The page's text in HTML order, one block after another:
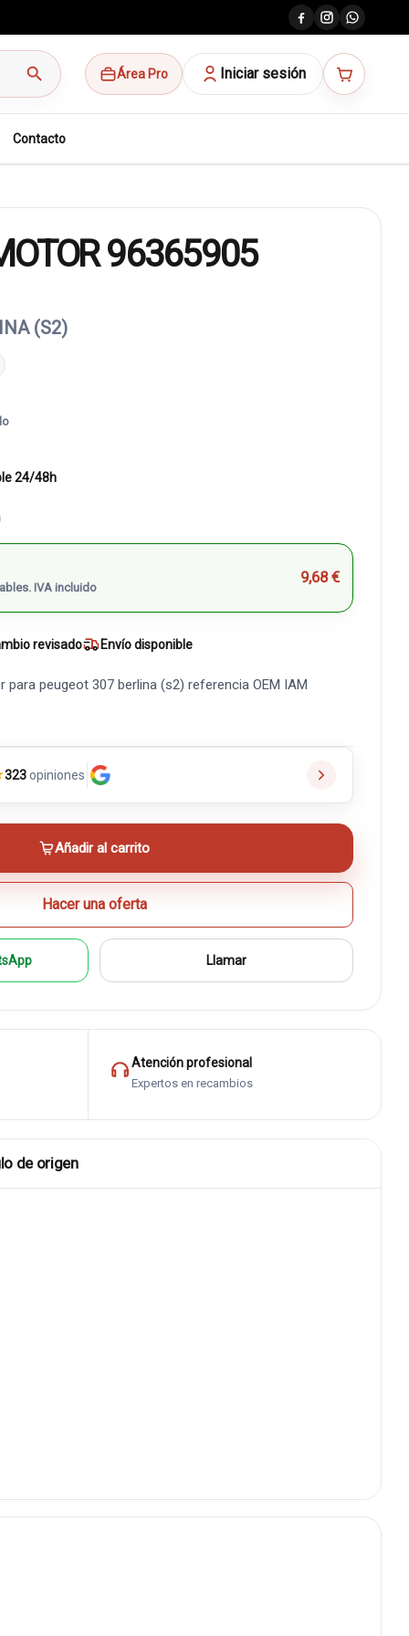
search Área Pro Iniciar sesión
Contacto
96365905
(S2)
24/48h
IVA incluido
9,68 €
revisado Envío disponible
peugeot 307 berlina (s2) referencia OEM IAM
323opiniones
Añadir al carrito
Hacer una oferta
Llamar
Atención profesional
Expertos en recambios
de origen